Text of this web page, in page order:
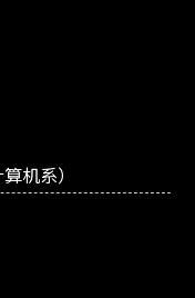
机系）